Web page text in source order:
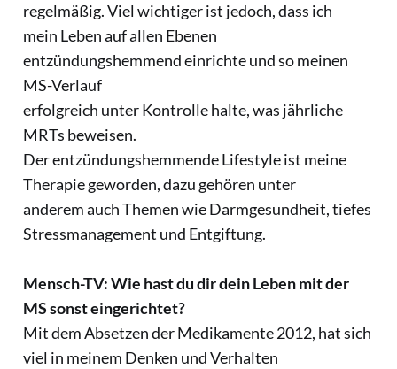
regelmäßig. Viel wichtiger ist jedoch, dass ich
mein Leben auf allen Ebenen
entzündungshemmend einrichte und so meinen
MS-Verlauf
erfolgreich unter Kontrolle halte, was jährliche
MRTs beweisen.
Der entzündungshemmende Lifestyle ist meine
Therapie geworden, dazu gehören unter
anderem auch Themen wie Darmgesundheit, tiefes
Stressmanagement und Entgiftung.
Mensch-TV: Wie hast du dir dein Leben mit der
MS sonst eingerichtet?
Mit dem Absetzen der Medikamente 2012, hat sich
viel in meinem Denken und Verhalten